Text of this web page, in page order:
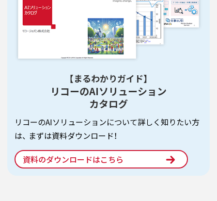
【まるわかりガイド】
リコーのAIソリューション
カタログ
リコーのAIソリューションについて詳しく知りたい方
は、 まずは資料ダウンロード！
資料のダウンロードはこちら